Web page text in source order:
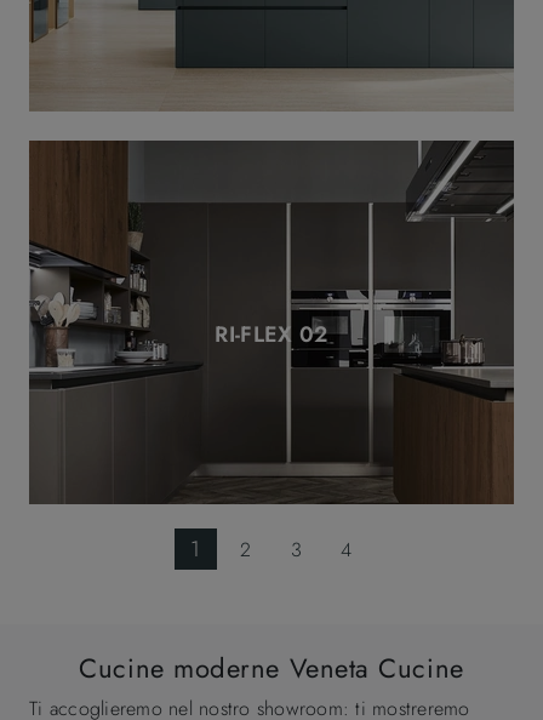
RI-FLEX 02
1 2 3 4
Cucine moderne Veneta Cucine
Ti accoglieremo nel nostro showroom: ti mostreremo